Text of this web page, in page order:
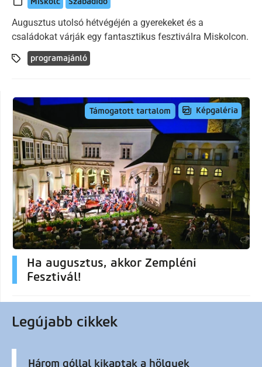
Augusztus utolsó hétvégéjén a gyerekeket és a
családokat várják egy fantasztikus fesztiválra Miskolcon.
programajánló
Támogatott tartalom Képgaléria
Ha augusztus, akkor Zempléni
Fesztivál!
Legújabb cikkek
Három góllal kikaptak a hölgyek